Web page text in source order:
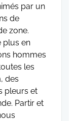
par un
de
zone.
plus en
hommes
les
des
pleurs et
Partir et